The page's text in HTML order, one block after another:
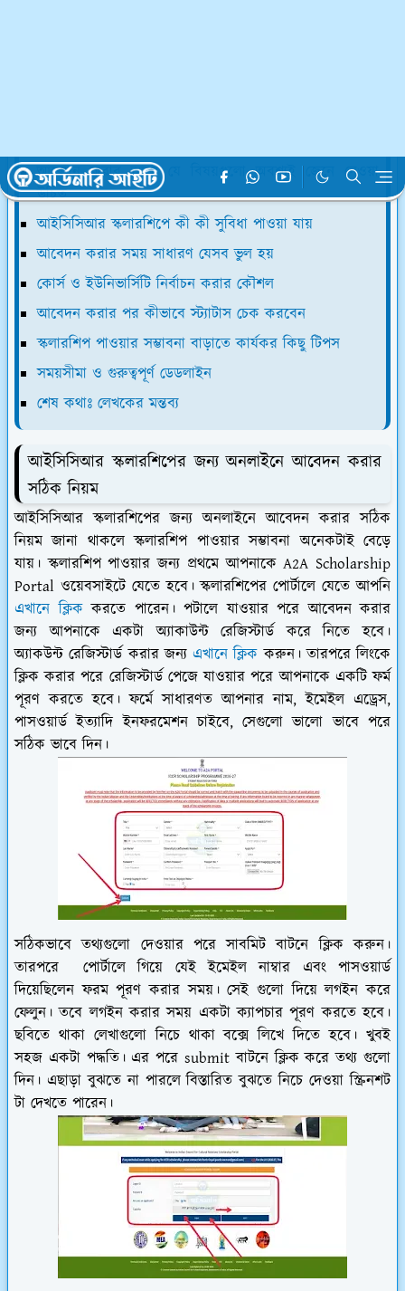
আবেদন করার আগে যে বিষয়গুলো অবশ্যই জেনে নেওয়া
উচিত
আইসিসিআর স্কলারশিপে কী কী সুবিধা পাওয়া যায়
আবেদন করার সময় সাধারণ যেসব ভুল হয়
কোর্স ও ইউনিভার্সিটি নির্বাচন করার কৌশল
আবেদন করার পর কীভাবে স্ট্যাটাস চেক করবেন
স্কলারশিপ পাওয়ার সম্ভাবনা বাড়াতে কার্যকর কিছু টিপস
সময়সীমা ও গুরুত্বপূর্ণ ডেডলাইন
শেষ কথাঃ লেখকের মন্তব্য
আইসিসিআর স্কলারশিপের জন্য অনলাইনে আবেদন করার
সঠিক নিয়ম
আইসিসিআর স্কলারশিপের জন্য অনলাইনে আবেদন করার সঠিক
নিয়ম জানা থাকলে স্কলারশিপ পাওয়ার সম্ভাবনা অনেকটাই বেড়ে
যায়। স্কলারশিপ পাওয়ার জন্য প্রথমে আপনাকে A2A Scholarship
Portal ওয়েবসাইটে যেতে হবে। স্কলারশিপের পোর্টালে যেতে আপনি
এখানে ক্লিককরতে পারেন। পটালে যাওয়ার পরে আবেদন করার
জন্য আপনাকে একটা অ্যাকাউন্ট রেজিস্টার্ড করে নিতে হবে।
অ্যাকউন্ট রেজিস্টার্ড করার জন্য এখানে ক্লিক করুন। তারপরে লিংকে
ক্লিক করার পরে রেজিস্টার্ড পেজে যাওয়ার পরে আপনাকে একটি ফর্ম
পূরণ করতে হবে। ফর্মে সাধারণত আপনার নাম, ইমেইল এড্রেস,
পাসওয়ার্ড ইত্যাদি ইনফরমেশন চাইবে, সেগুলো ভালো ভাবে পরে
সঠিক ভাবে দিন।
সঠিকভাবে তথ্যগুলো দেওয়ার পরে সাবমিট বাটনে ক্লিক করুন।
তারপরে পোর্টালে গিয়ে যেই ইমেইল নাম্বার এবং পাসওয়ার্ড
দিয়েছিলেন ফরম পূরণ করার সময়। সেই গুলো দিয়ে লগইন করে
ফেলুন। তবে লগইন করার সময় একটা ক্যাপচার পূরণ করতে হবে।
ছবিতে থাকা লেখাগুলো নিচে থাকা বক্সে লিখে দিতে হবে। খুবই
সহজ একটা পদ্ধতি। এর পরে submit বাটনে ক্লিক করে তথ্য গুলো
দিন। এছাড়া বুঝতে না পারলে বিস্তারিত বুঝতে নিচে দেওয়া স্ক্রিনশট
টা দেখতে পারেন।